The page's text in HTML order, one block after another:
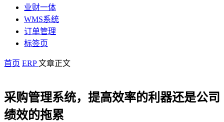
业财一体
WMS系统
订单管理
标签页
首页 ERP文章正文
采购管理系统，提高效率的利器还是公司
绩效的拖累